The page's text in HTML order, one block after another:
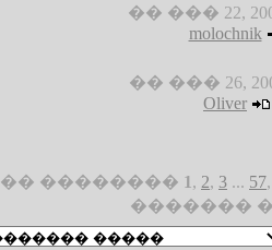
�� ��� 22,
molochnik
�� ��� 26,
Oliver
�� �������� 1 , 2, 3 ... 57
�������